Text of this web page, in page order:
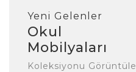
Yeni Gelenler
Okul
Mobilyaları
Koleksiyonu Görüntüle